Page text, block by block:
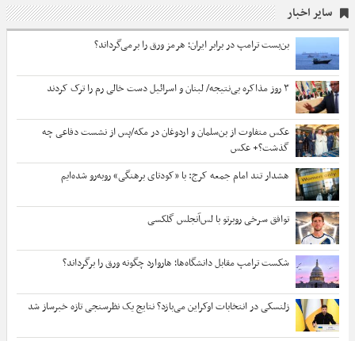
سایر اخبار
بن‌بست ترامپ در برابر ایران؛ هرمز ورق را برمی‌گرداند؟
۳ روز مذاکره بی‌نتیجه/ لبنان و اسرائیل دست خالی رم را ترک کردند
عکس متفاوت از بن‌سلمان و اردوغان در مکه/پس از نشست دفاعی چه
گذشت؟+ عکس
هشدار تند امام جمعه کرج: با «کودتای برهنگی» روبه‌رو شده‌ایم
توافق سرخی روبرتو با لس‌آنجلس گلکسی
شکست ترامپ مقابل دانشگاه‌ها؛ هاروارد چگونه ورق را برگرداند؟
زلنسکی در انتخابات اوکراین می‌بازد؟ نتایج یک نظرسنجی تازه خبرساز شد